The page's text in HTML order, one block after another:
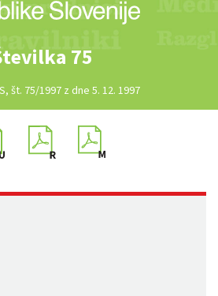
75
št. 75/1997 z dne 5. 12. 1997